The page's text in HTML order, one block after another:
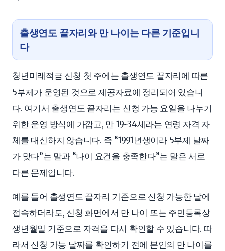
출생연도 끝자리와 만 나이는 다른 기준입니
다
청년미래적금 신청 첫 주에는 출생연도 끝자리에 따른
5부제가 운영된 것으로 제공자료에 정리되어 있습니
다. 여기서 출생연도 끝자리는 신청 가능 요일을 나누기
위한 운영 방식에 가깝고, 만 19~34세라는 연령 자격 자
체를 대신하지 않습니다. 즉 “1991년생이라 5부제 날짜
가 맞다”는 말과 “나이 요건을 충족한다”는 말은 서로
다른 문제입니다.
예를 들어 출생연도 끝자리 기준으로 신청 가능한 날에
접속하더라도, 신청 화면에서 만 나이 또는 주민등록상
생년월일 기준으로 자격을 다시 확인할 수 있습니다. 따
라서 신청 가능 날짜를 확인하기 전에 본인의 만 나이를